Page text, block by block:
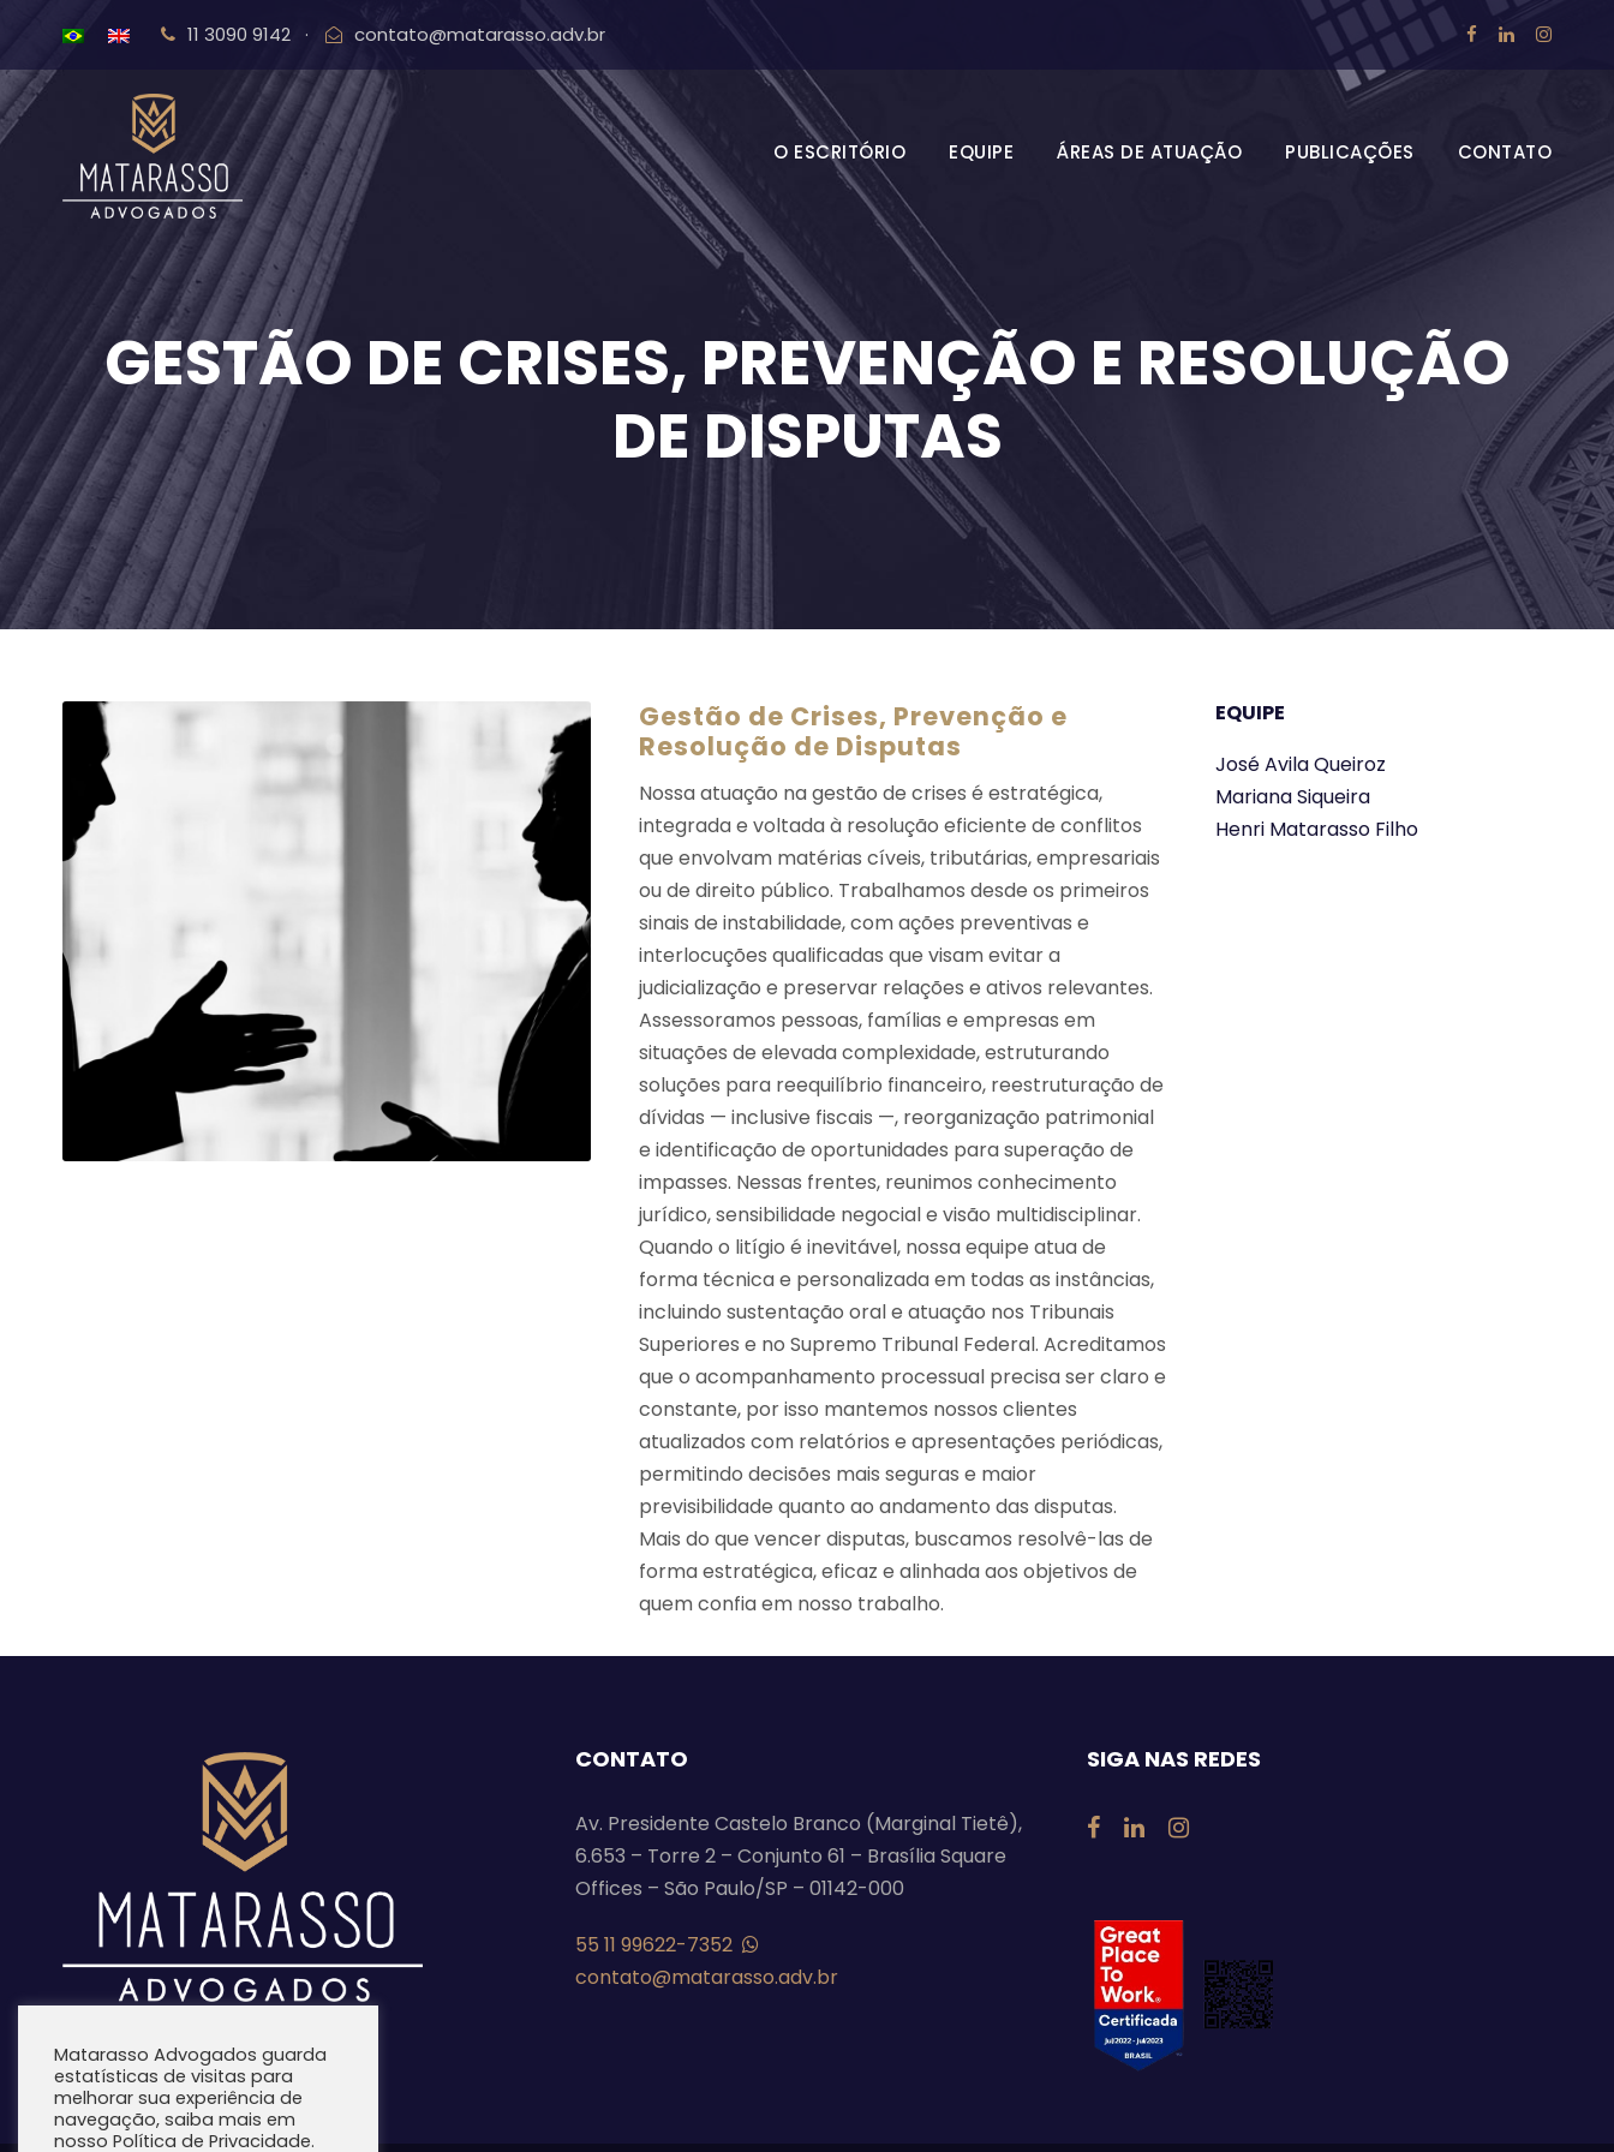
11 3090 9142 · contato@matarasso.adv.br
O ESCRITÓRIO EQUIPE ÁREAS DE ATUAÇÃO PUBLICAÇÕES CONTATO
GESTÃO DE CRISES, PREVENÇÃO E RESOLUÇÃO
DE DISPUTAS
Gestão de Crises, Prevenção e
Resolução de Disputas
Nossa atuação na gestão de crises é estratégica,
integrada e voltada à resolução eficiente de conflitos
que envolvam matérias cíveis, tributárias, empresariais
ou de direito público. Trabalhamos desde os primeiros
sinais de instabilidade, com ações preventivas e
interlocuções qualificadas que visam evitar a
judicialização e preservar relações e ativos relevantes.
Assessoramos pessoas, famílias e empresas em
situações de elevada complexidade, estruturando
soluções para reequilíbrio financeiro, reestruturação de
dívidas — inclusive fiscais —, reorganização patrimonial
e identificação de oportunidades para superação de
impasses. Nessas frentes, reunimos conhecimento
jurídico, sensibilidade negocial e visão multidisciplinar.
Quando o litígio é inevitável, nossa equipe atua de
forma técnica e personalizada em todas as instâncias,
incluindo sustentação oral e atuação nos Tribunais
Superiores e no Supremo Tribunal Federal. Acreditamos
que o acompanhamento processual precisa ser claro e
constante, por isso mantemos nossos clientes
atualizados com relatórios e apresentações periódicas,
permitindo decisões mais seguras e maior
previsibilidade quanto ao andamento das disputas.
Mais do que vencer disputas, buscamos resolvê-las de
forma estratégica, eficaz e alinhada aos objetivos de
quem confia em nosso trabalho.
EQUIPE
José Avila Queiroz
Mariana Siqueira
Henri Matarasso Filho
CONTATO
Av. Presidente Castelo Branco (Marginal Tietê),
6.653 – Torre 2 – Conjunto 61 – Brasília Square
Offices – São Paulo/SP – 01142-000
55 11 99622-7352
contato@matarasso.adv.br
SIGA NAS REDES
Matarasso Advogados guarda
estatísticas de visitas para
melhorar sua experiência de
navegação, saiba mais em
nosso Política de Privacidade.